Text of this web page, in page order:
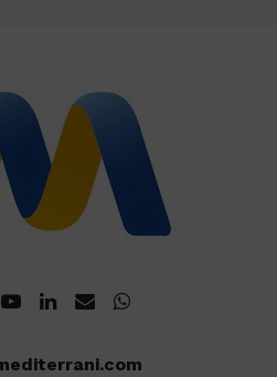
YouTube
LinkedIn
EmailWhatsapp